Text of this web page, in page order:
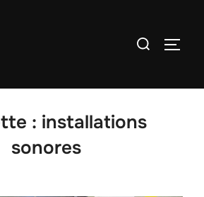
Rechercher :
: installations
sonores